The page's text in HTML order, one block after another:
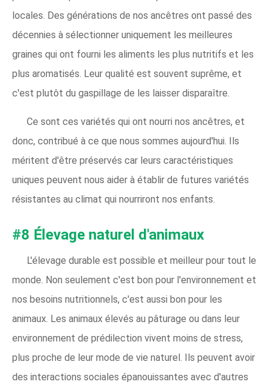
locales. Des générations de nos ancêtres ont passé des
décennies à sélectionner uniquement les meilleures
graines qui ont fourni les aliments les plus nutritifs et les
plus aromatisés. Leur qualité est souvent suprême, et
c'est plutôt du gaspillage de les laisser disparaître.
Ce sont ces variétés qui ont nourri nos ancêtres, et
donc, contribué à ce que nous sommes aujourd'hui. Ils
méritent d'être préservés car leurs caractéristiques
uniques peuvent nous aider à établir de futures variétés
résistantes au climat qui nourriront nos enfants.
#8 Élevage naturel d'animaux
L'élevage durable est possible et meilleur pour tout le
monde. Non seulement c'est bon pour l'environnement et
nos besoins nutritionnels, c'est aussi bon pour les
animaux. Les animaux élevés au pâturage ou dans leur
environnement de prédilection vivent moins de stress,
plus proche de leur mode de vie naturel. Ils peuvent avoir
des interactions sociales épanouissantes avec d'autres